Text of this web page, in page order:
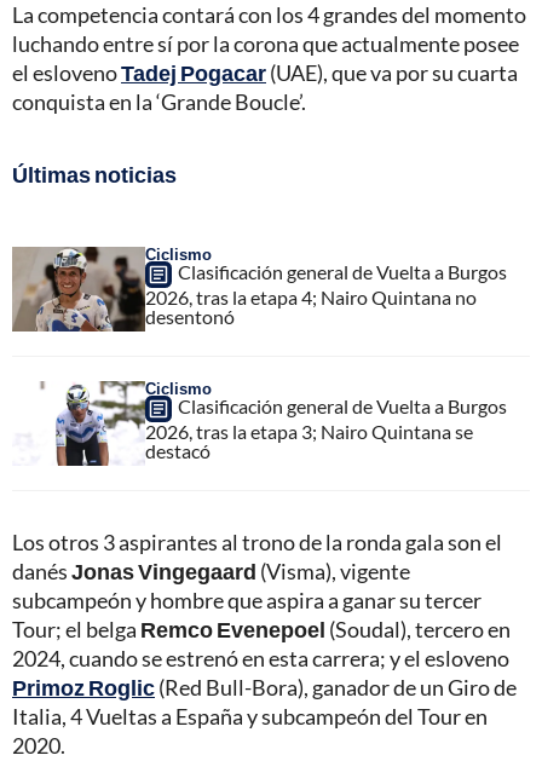
La competencia contará con los 4 grandes del momento
luchando entre sí por la corona que actualmente posee
el eslovenoTadej Pogacar(UAE), que va por su cuarta
conquista en la ‘Grande Boucle’.
Últimas noticias
Ciclismo
Clasificación general de Vuelta a Burgos
2026, tras la etapa 4; Nairo Quintana no
desentonó
Ciclismo
Clasificación general de Vuelta a Burgos
2026, tras la etapa 3; Nairo Quintana se
destacó
Los otros 3 aspirantes al trono de la ronda gala son el
danésJonas Vingegaard (Visma), vigente
subcampeón y hombre que aspira a ganar su tercer
Tour; el belga Remco Evenepoel (Soudal), tercero en
2024, cuando se estrenó en esta carrera; y el esloveno
Primoz Roglic(Red Bull-Bora), ganador de un Giro de
Italia, 4 Vueltas a España y subcampeón del Tour en
2020.